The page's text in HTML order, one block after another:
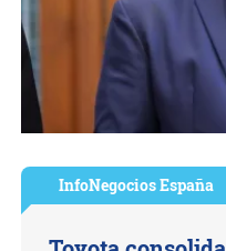
InfoNegocios España